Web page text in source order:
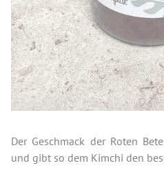
Der Geschmack der Roten
und gibt so dem Kimchi den